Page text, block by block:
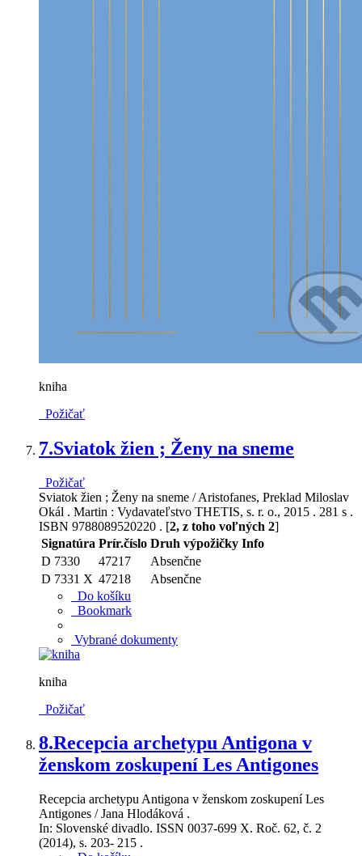
kniha
Požičať
7.Sviatok žien ; Ženy na sneme
Požičať
Sviatok žien ; Ženy na sneme / Aristofanes, Preklad Miloslav
Okál . Martin : Vydavateľstvo THETIS, s. r. o., 2015 . 281 s .
ISBN 9788089520220 . [2, z toho voľných 2]
Signatúra Prír.číslo Druh výpožičky Info
D 7330
47217
Absenčne
D 7331 X 47218
Absenčne
Do košíku
Bookmark
Vybrané dokumenty
kniha
Požičať
8.Recepcia archetypu Antigona v
ženskom zoskupení Les Antigones
Recepcia archetypu Antigona v ženskom zoskupení Les
Antigones / Jana Hlodáková .
In: Slovenské divadlo. ISSN 0037-699 X. Roč. 62, č. 2
(2014), s. 203- 215 .